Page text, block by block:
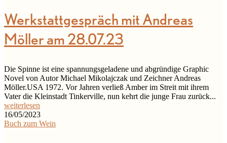
Werkstattgespräch mit Andreas
Möller am 28.07.23
Die Spinne ist eine spannungsgeladene und abgründige Graphic
Novel von Autor Michael Mikolajczak und Zeichner Andreas
Möller.USA 1972. Vor Jahren verließ Amber im Streit mit ihrem
Vater die Kleinstadt Tinkerville, nun kehrt die junge Frau zurück...
weiterlesen
16/05/2023
Buch zum Wein